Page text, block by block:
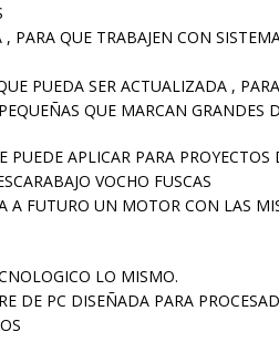
PARA QUE TRABAJEN CON
PUEDA SER ACTUALIZADA ,
QUE MARCAN GRANDES
PUEDE APLICAR PARA
VOCHO FUSCAS
A FUTURO UN MOTOR CON LAS
LO MISMO.
DE PC DISEÑADA PARA